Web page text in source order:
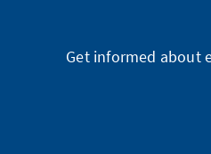
Get informed about